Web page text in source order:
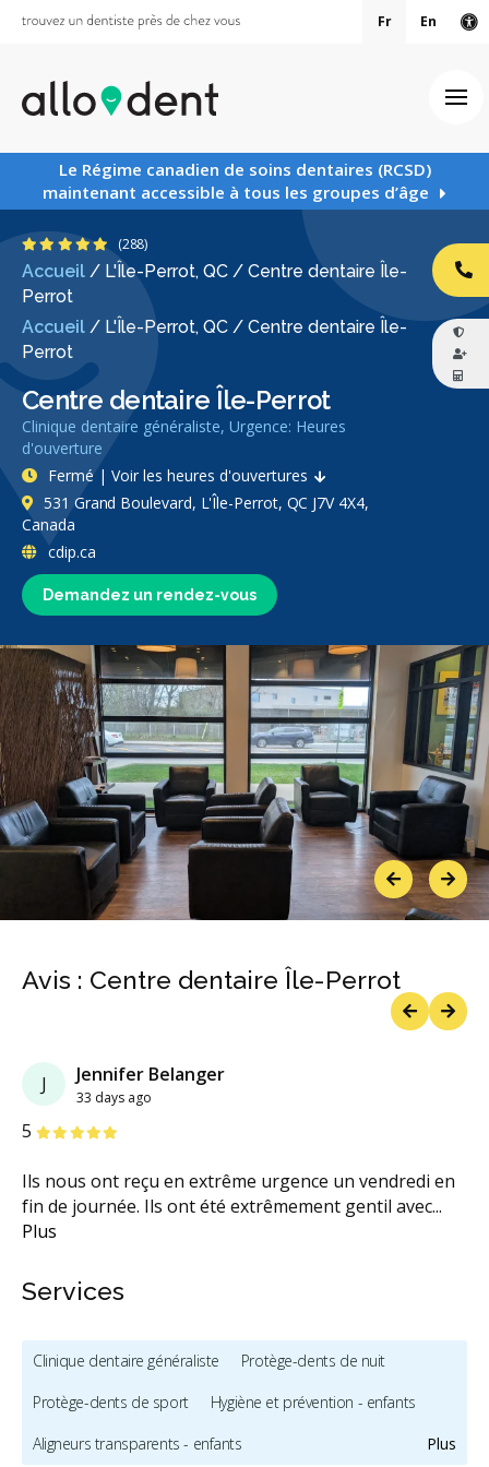
Fr En
Le Régime canadien de soins dentaires (RCSD)
maintenant accessible à tous les groupes d’âge
Accueil / L'Île-Perrot, QC / Centre dentaire Île-
Perrot
Accueil / L'Île-Perrot, QC / Centre dentaire Île-
Perrot
Centre dentaire Île-Perrot
Clinique dentaire généraliste, Urgence: Heures
d'ouverture
4.8 étoiles
(288)
Demandez un rendez-vous
Fermé | Voir les heures d'ouvertures
531 Grand Boulevard, L'Île-Perrot, QC J7V 4X4,
Canada
cdip.ca
PreviousNext
Avis : Centre dentaire Île-Perrot
J Jennifer Belanger
33 days ago
5 étoiles
Ils nous ont reçu en extrême urgence un vendredi en
fin de journée. Ils ont été extrêmement gentil avec...
Plus
étoiles
étoiles
étoiles
étoiles
Services
Plus
Clinique dentaire généraliste
Protège-dents de nuit
Protège-dents de sport
Hygiène et prévention - enfants
Aligneurs transparents - enfants